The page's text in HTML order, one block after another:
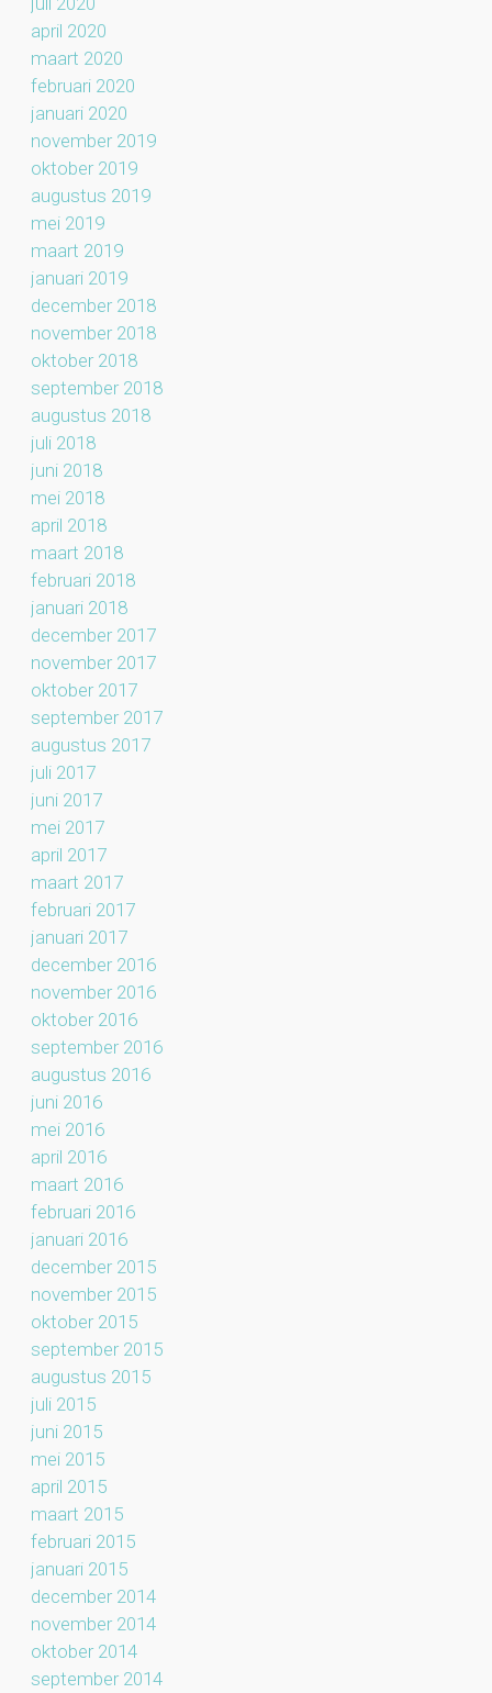
april 2020
maart 2020
februari 2020
januari 2020
november 2019
oktober 2019
augustus 2019
mei 2019
maart 2019
januari 2019
december 2018
november 2018
oktober 2018
september 2018
augustus 2018
juli 2018
juni 2018
mei 2018
april 2018
maart 2018
februari 2018
januari 2018
december 2017
november 2017
oktober 2017
september 2017
augustus 2017
juli 2017
juni 2017
mei 2017
april 2017
maart 2017
februari 2017
januari 2017
december 2016
november 2016
oktober 2016
september 2016
augustus 2016
juni 2016
mei 2016
april 2016
maart 2016
februari 2016
januari 2016
december 2015
november 2015
oktober 2015
september 2015
augustus 2015
juli 2015
juni 2015
mei 2015
april 2015
maart 2015
februari 2015
januari 2015
december 2014
november 2014
oktober 2014
september 2014